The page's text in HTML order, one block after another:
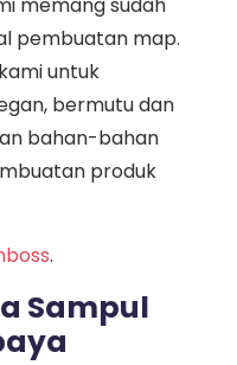
pembuatan map.
untuk
bermutu dan
bahan-bahan
produk
.
Sampul